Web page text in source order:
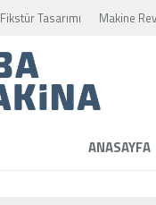
Fikstür Tasarımı Makine
ANASAYFA